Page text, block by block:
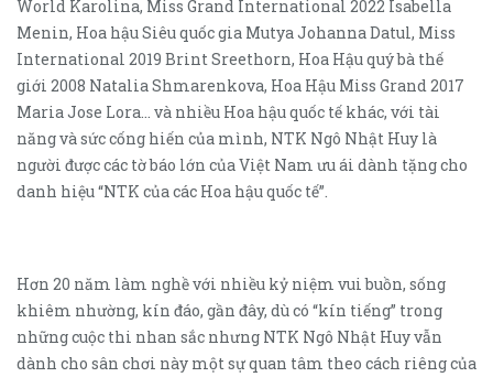
World Karolina, Miss Grand International 2022 Isabella
Menin, Hoa hậu Siêu quốc gia Mutya Johanna Datul, Miss
International 2019 Brint Sreethorn, Hoa Hậu quý bà thế
giới 2008 Natalia Shmarenkova, Hoa Hậu Miss Grand 2017
Maria Jose Lora… và nhiều Hoa hậu quốc tế khác, với tài
năng và sức cống hiến của mình, NTK Ngô Nhật Huy là
người được các tờ báo lớn của Việt Nam ưu ái dành tặng cho
danh hiệu “NTK của các Hoa hậu quốc tế”.
Hơn 20 năm làm nghề với nhiều kỷ niệm vui buồn, sống
khiêm nhường, kín đáo, gần đây, dù có “kín tiếng” trong
những cuộc thi nhan sắc nhưng NTK Ngô Nhật Huy vẫn
dành cho sân chơi này một sự quan tâm theo cách riêng của